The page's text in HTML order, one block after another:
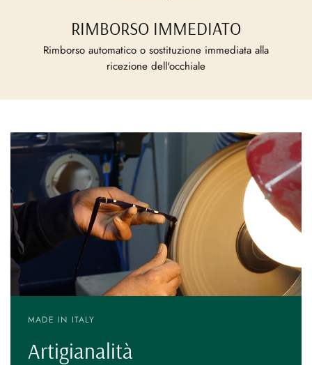
RIMBORSO IMMEDIATO
Rimborso automatico o sostituzione immediata alla
ricezione dell'occhiale
MADE IN ITALY
Artigianalità